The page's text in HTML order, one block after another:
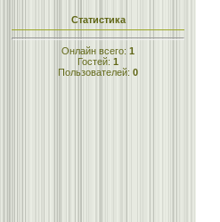
Статистика
Онлайн всего: 1
Гостей: 1
Пользователей: 0